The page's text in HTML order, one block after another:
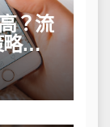
？流
攻